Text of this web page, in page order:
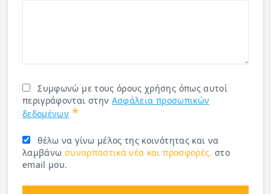
Συμφωνώ με τους όρους χρήσης όπως αυτοί
περιγράφονται στην Ασφάλεια προσωπικών
δεδομένων *
θέλω να γίνω μέλος της κοινότητας και να
λαμβάνω συναρπαστικά νέα και προσφορές. στο
email μου.